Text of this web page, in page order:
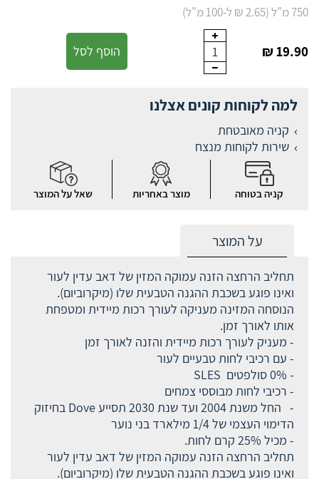
750 מ"ל (2.65 ₪ ל-100 מ"ל)
19.90 ₪
1 הוסף לסל
למה לקוחות קונים אצלנו
קניה מאובטחת
שירות לקוחות מנצח
קניה בטוחה מוצר באחריות שאל על המוצר
על המוצר
תחליב הרחצה הזנה עמוקה המזין של דאב עדין לעור
ואינו פוגע בשכבת ההגנה הטבעית שלו (מיקרוביום).
הנוסחה המזינה מעניקה לעורך רכות מיידית ומטפחת
אותו לאורך זמן.
- מעניק לעורך רכות מיידית והזנה לאורך זמן
- עם רכיבי לחות טבעיים לעור
- 0% סולפטים SLES
- רכיבי לחות מבוססי צמחים
- החל משנת 2004 ועד שנת 2030 תסייע Dove בחיזוק
הדימוי העצמי של 1/4 מילארד בני נוער
- מכיל 25% קרם לחות.
תחליב הרחצה הזנה עמוקה המזין של דאב עדין לעור
ואינו פוגע בשכבת ההגנה הטבעית שלו (מיקרוביום).